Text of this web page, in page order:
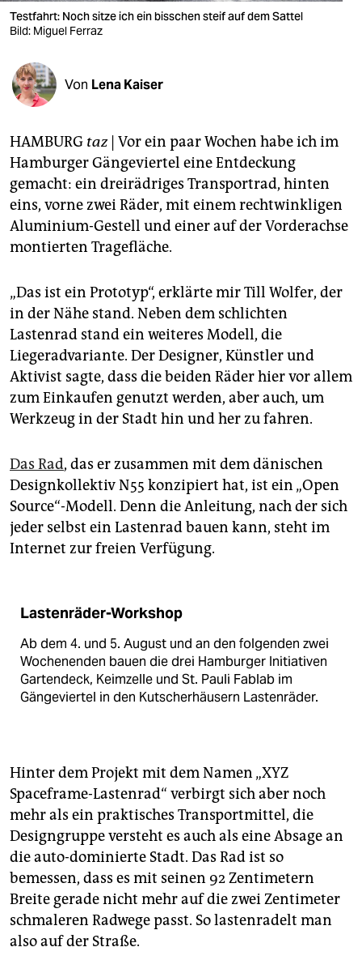
veranstaltungen
fragen & hilfe
unterstützen
abo
genossenschaft
epaper login
Testfahrt: Noch sitze ich ein bisschen steif auf dem Sattel
Bild: Miguel Ferraz
Von Lena Kaiser
HAMBURG taz| Vor ein paar Wochen habe ich im
Hamburger Gängeviertel eine Entdeckung
gemacht: ein dreirädriges Transportrad, hinten
eins, vorne zwei Räder, mit einem rechtwinkligen
Aluminium-Gestell und einer auf der Vorderachse
montierten Tragefläche.
„Das ist ein Prototyp“, erklärte mir Till Wolfer, der
in der Nähe stand. Neben dem schlichten
Lastenrad stand ein weiteres Modell, die
Liegeradvariante. Der Designer, Künstler und
Aktivist sagte, dass die beiden Räder hier vor allem
zum Einkaufen genutzt werden, aber auch, um
Werkzeug in der Stadt hin und her zu fahren.
Das Rad, das er zusammen mit dem dänischen
Designkollektiv N55 konzipiert hat, ist ein „Open
Source“-Modell. Denn die Anleitung, nach der sich
jeder selbst ein Lastenrad bauen kann, steht im
Internet zur freien Verfügung.
Lastenräder-Workshop
Ab dem 4. und 5. August und an den folgenden zwei
Wochenenden bauen die drei Hamburger Initiativen
Gartendeck, Keimzelle und St. Pauli Fablab im
Gängeviertel in den Kutscherhäusern Lastenräder.
Hinter dem Projekt mit dem Namen „XYZ
Spaceframe-Lastenrad“ verbirgt sich aber noch
mehr als ein praktisches Transportmittel, die
Designgruppe versteht es auch als eine Absage an
die auto-dominierte Stadt. Das Rad ist so
bemessen, dass es mit seinen 92 Zentimetern
Breite gerade nicht mehr auf die zwei Zentimeter
schmaleren Radwege passt. So lastenradelt man
also auf der Straße.